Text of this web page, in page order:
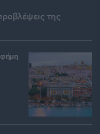
της